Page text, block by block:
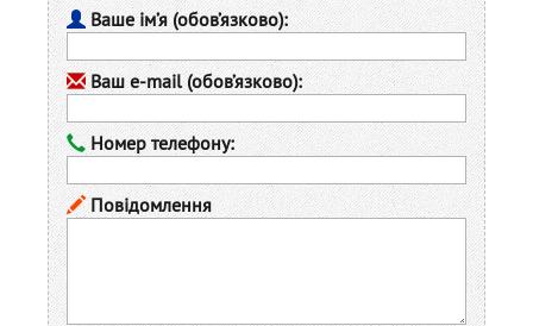
Ваше ім’я (обов’язково):
Ваш e-mail (обов’язково):
Номер телефону:
Повідомлення